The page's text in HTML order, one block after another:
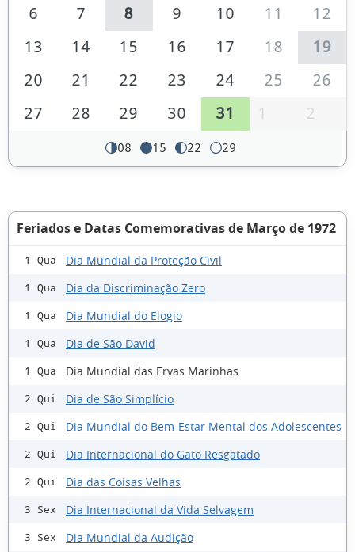
6
7 8 9 10 11
12
13
14 15 16 17 18
19
20
21 22 23 24 25
26
27
28 29 30 31 1 2
08 15 22 29
Feriados e Datas Comemorativas de Março de 1972
1 Qua Dia Mundial da Proteção Civil
1 Qua Dia da Discriminação Zero
1 Qua Dia Mundial do Elogio
1 Qua Dia de São David
1 Qua Dia Mundial das Ervas Marinhas
2 Qui Dia de São Simplício
2 Qui Dia Mundial do Bem-Estar Mental dos Adolescentes
2 Qui Dia Internacional do Gato Resgatado
2 Qui Dia das Coisas Velhas
3 Sex Dia Internacional da Vida Selvagem
3 Sex Dia Mundial da Audição